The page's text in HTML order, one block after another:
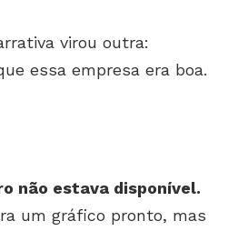
virou outra:
essa empresa era boa.
não estava disponível.
um gráfico pronto, mas